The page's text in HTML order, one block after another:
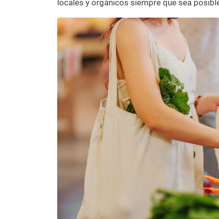
locales y orgánicos siempre que sea